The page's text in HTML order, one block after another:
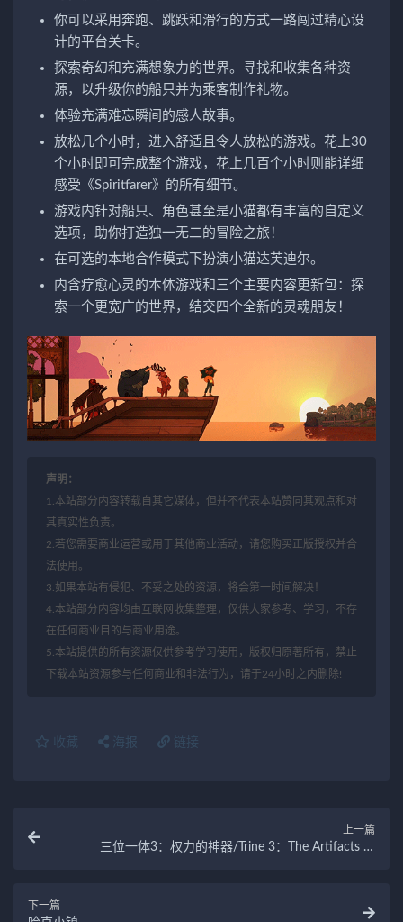
你可以采用奔跑、跳跃和滑行的方式一路闯过精心设
计的平台关卡。
探索奇幻和充满想象力的世界。寻找和收集各种资
源，以升级你的船只并为乘客制作礼物。
体验充满难忘瞬间的感人故事。
放松几个小时，进入舒适且令人放松的游戏。花上30
个小时即可完成整个游戏，花上几百个小时则能详细
感受《Spiritfarer》的所有细节。
游戏内针对船只、角色甚至是小猫都有丰富的自定义
选项，助你打造独一无二的冒险之旅！
在可选的本地合作模式下扮演小猫达芙迪尔。
内含疗愈心灵的本体游戏和三个主要内容更新包：探
索一个更宽广的世界，结交四个全新的灵魂朋友！
声明：
1.本站部分内容转载自其它媒体，但并不代表本站赞同其观点和对
其真实性负责。
2.若您需要商业运营或用于其他商业活动，请您购买正版授权并合
法使用。
3.如果本站有侵犯、不妥之处的资源，将会第一时间解决！
4.本站部分内容均由互联网收集整理，仅供大家参考、学习，不存
在任何商业目的与商业用途。
5.本站提供的所有资源仅供参考学习使用，版权归原著所有，禁止
下载本站资源参与任何商业和非法行为，请于24小时之内删除!
收藏 海报 链接
上一篇
三位一体3：权力的神器/Trine 3：The Artifacts of
下一篇